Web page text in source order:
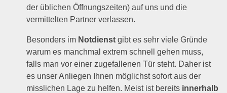
der üblichen Öffnungszeiten) auf uns und die
vermittelten Partner verlassen.
Besonders im Notdienst gibt es sehr viele Gründe
warum es manchmal extrem schnell gehen muss,
falls man vor einer zugefallenen Tür steht. Daher ist
es unser Anliegen Ihnen möglichst sofort aus der
misslichen Lage zu helfen. Meist ist bereits innerhalb